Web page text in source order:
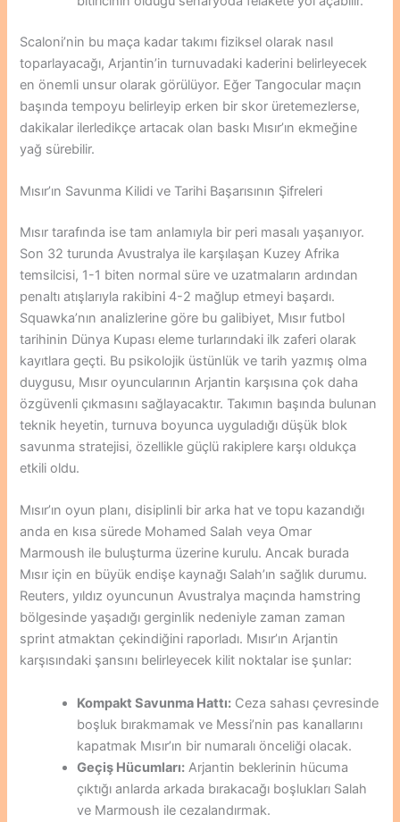
Scaloni’nin bu maça kadar takımı fiziksel olarak nasıl
toparlayacağı, Arjantin’in turnuvadaki kaderini belirleyecek
en önemli unsur olarak görülüyor. Eğer Tangocular maçın
başında tempoyu belirleyip erken bir skor üretemezlerse,
dakikalar ilerledikçe artacak olan baskı Mısır’ın ekmeğine
yağ sürebilir.
Mısır’ın Savunma Kilidi ve Tarihi Başarısının Şifreleri
Mısır tarafında ise tam anlamıyla bir peri masalı yaşanıyor.
Son 32 turunda Avustralya ile karşılaşan Kuzey Afrika
temsilcisi, 1-1 biten normal süre ve uzatmaların ardından
penaltı atışlarıyla rakibini 4-2 mağlup etmeyi başardı.
Squawka’nın analizlerine göre bu galibiyet, Mısır futbol
tarihinin Dünya Kupası eleme turlarındaki ilk zaferi olarak
kayıtlara geçti. Bu psikolojik üstünlük ve tarih yazmış olma
duygusu, Mısır oyuncularının Arjantin karşısına çok daha
özgüvenli çıkmasını sağlayacaktır. Takımın başında bulunan
teknik heyetin, turnuva boyunca uyguladığı düşük blok
savunma stratejisi, özellikle güçlü rakiplere karşı oldukça
etkili oldu.
Mısır’ın oyun planı, disiplinli bir arka hat ve topu kazandığı
anda en kısa sürede Mohamed Salah veya Omar
Marmoush ile buluşturma üzerine kurulu. Ancak burada
Mısır için en büyük endişe kaynağı Salah’ın sağlık durumu.
Reuters, yıldız oyuncunun Avustralya maçında hamstring
bölgesinde yaşadığı gerginlik nedeniyle zaman zaman
sprint atmaktan çekindiğini raporladı. Mısır’ın Arjantin
karşısındaki şansını belirleyecek kilit noktalar ise şunlar:
Kompakt Savunma Hattı: Ceza sahası çevresinde
boşluk bırakmamak ve Messi’nin pas kanallarını
kapatmak Mısır’ın bir numaralı önceliği olacak.
Geçiş Hücumları: Arjantin beklerinin hücuma
çıktığı anlarda arkada bırakacağı boşlukları Salah
ve Marmoush ile cezalandırmak.